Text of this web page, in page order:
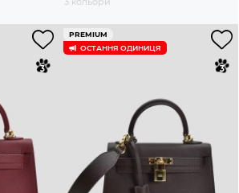
PREMIUM
ОСТАННЯ ОДИНИЦЯ